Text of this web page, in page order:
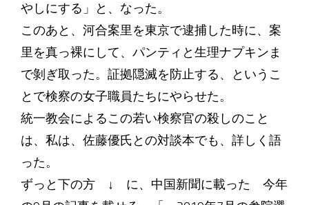
やしにする」と、なった。
このあと、河合案里を東京で逮捕した時に、案
里を真っ裸にして、パンティと生理ナプキンま
で剝ぎ取った。証拠隠滅を防止する、というこ
とで検察の女子職員たちにやらせた。
統一教会によるこの若い検察官の殺しのこと
は、私は、佐藤優氏との対談本でも、詳しく語
った。
ずっと下の方 ↓ に、中国新聞に載った 今年